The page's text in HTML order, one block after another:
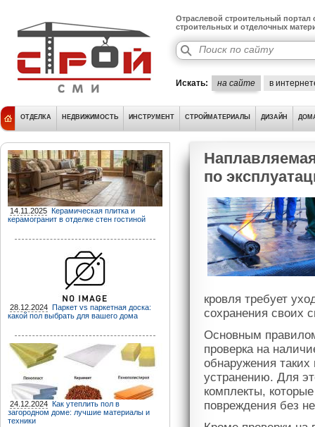
Отраслевой строительный портал
строительных и отделочных
Искать: на сайте в
ОТДЕЛКА НЕДВИЖИМОСТЬ ИНСТРУМЕНТ СТРОЙМАТЕРИАЛЫ ДИЗАЙН
14.11.2025 Керамическая плитка и
керамогранит в отделке стен гостиной
28.12.2024 Паркет vs паркетная доска:
какой пол выбрать для вашего дома
24.12.2024 Как утеплить пол в
загородном доме: лучшие материалы и
техники
по
кровля требует
сохранения своих
Основным
проверка на
обнаружения
устранению. Для
комплекты,
повреждения без